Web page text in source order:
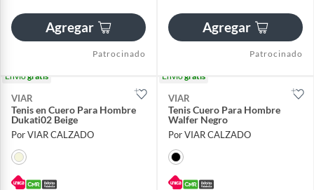
Agregar
Patrocinado
Agregar
Patrocinado
Envíogratis
VIAR
Tenis en Cuero Para Hombre
Dukati02 Beige
Por VIAR CALZADO
Envíogratis
VIAR
Tenis Cuero Para Hombre
Walfer Negro
Por VIAR CALZADO